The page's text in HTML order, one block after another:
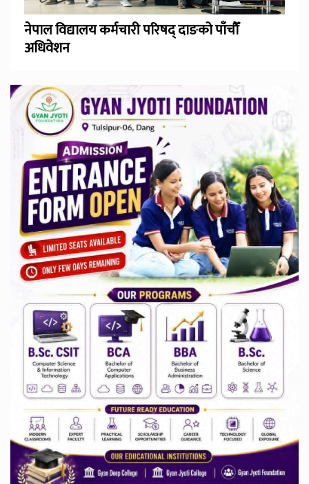
नेपाल विद्यालय कर्मचारी परिषद् दाङको पाँचौँ
अधिवेशन